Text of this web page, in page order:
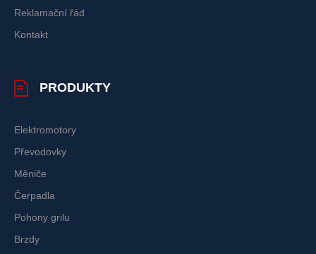
Reklamační řád
Kontakt
PRODUKTY
Elektromotory
Převodovky
Měniče
Čerpadla
Pohony grilu
Brzdy